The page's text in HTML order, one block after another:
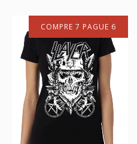
COMPRE 7 PAGUE 6